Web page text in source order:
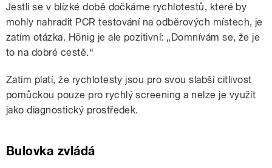
Jestli se v blízké době dočkáme rychlotestů, které by
mohly nahradit PCR testování na odběrových místech, je
zatím otázka. Hönig je ale pozitivní: „Domnívám se, že je
to na dobré cestě.“
Zatím platí, že rychlotesty jsou pro svou slabší citlivost
pomůckou pouze pro rychlý screening a nelze je využít
jako diagnostický prostředek.
Bulovka zvládá